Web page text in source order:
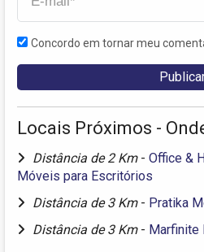
Concordo em tornar meu
Locais Próximos -
Distância de 2 Km - Office &
Móveis para Escritórios
Distância de 3 Km - Pratika
Distância de 3 Km - Marfinite